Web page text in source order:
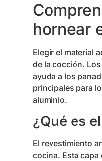
hornear
Elegir el material
de la cocción.
ayuda a los
principales para
aluminio.
¿Qué es
El revestimiento
cocina. Esta capa